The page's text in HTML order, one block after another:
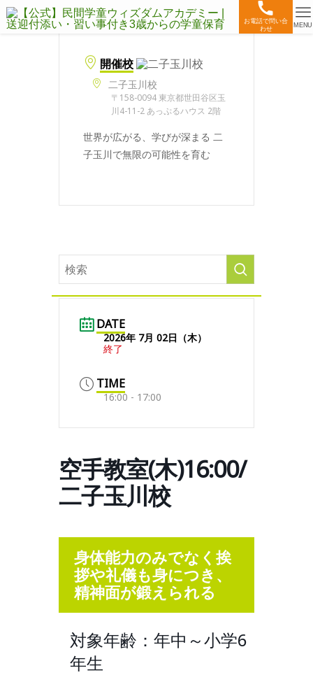
お電話で問い合
わせ
MENU
開催校
二子玉川校
〒158-0094 東京都世田谷区玉
川4-11-2 あっぷるハウス 2階
世界が広がる、学びが深まる 二
子玉川で無限の可能性を育む
DATE
2026年 7月 02日（木）
終了
TIME
16:00 - 17:00
空手教室(木)16:00/
二子玉川校
身体能力のみでなく挨
拶や礼儀も身につき、
精神面が鍛えられる
対象年齢：年中～小学6
年生